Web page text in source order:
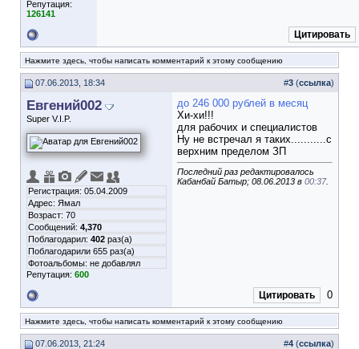
Репутация:
126141
Цитировать
Нажмите здесь, чтобы написать комментарий к этому сообщению
07.06.2013, 18:34 #3 (ссылка)
Евгений002
Super V.I.P.
Регистрация: 05.04.2009
Адрес: Ямал
Возраст: 70
Сообщений: 4,370
Поблагодарил: 402 раз(а)
Поблагодарили 655 раз(а)
Фотоальбомы: не добавлял
Репутация: 600
до 246 000 рублей в месяц
Хи-хи!!!
для рабочих и специалистов
Ну не встречал я таких...........с
верхним пределом ЗП
Последний раз редактировалось
Кабанбай Батыр; 08.06.2013 в 00:37.
Цитировать 0
Нажмите здесь, чтобы написать комментарий к этому сообщению
07.06.2013, 21:24 #4 (ссылка)